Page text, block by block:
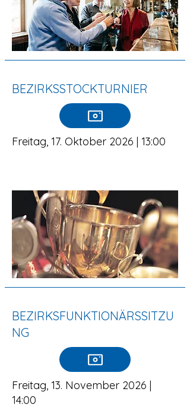
BEZIRKSSTOCKTURNIER
Freitag, 17. Oktober 2026 | 13:00
BEZIRKSFUNKTIONÄRSSITZU
NG
Freitag, 13. November 2026 |
14:00